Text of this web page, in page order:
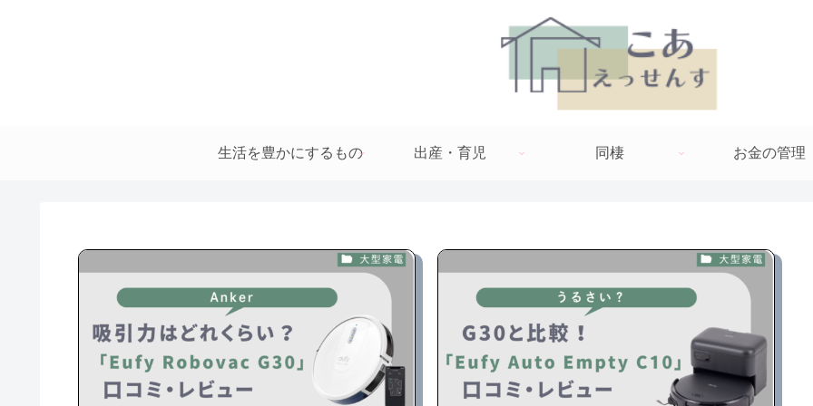
生活を豊かにするもの 出産・育児 同棲 お金の管理